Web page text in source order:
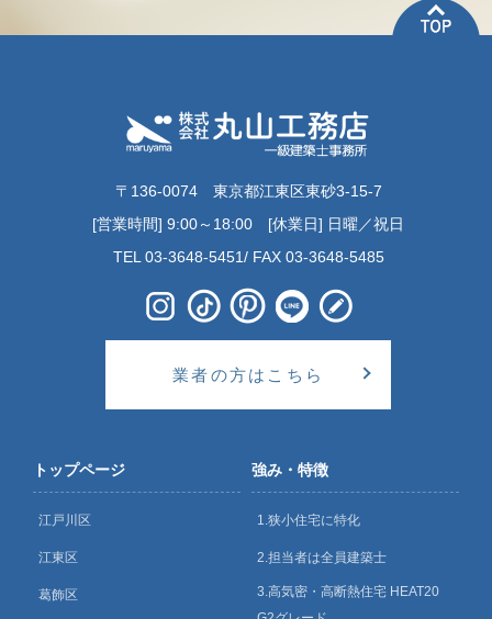
〒136-0074 東京都江東区東砂3-15-7
[営業時間] 9:00～18:00 [休業日] 日曜／祝日
TEL 03-3648-5451/ FAX 03-3648-5485
業者の方はこちら
トップページ
江戸川区
江東区
葛飾区
強み・特徴
1.狭小住宅に特化
2.担当者は全員建築士
3.高気密・高断熱住宅 HEAT20